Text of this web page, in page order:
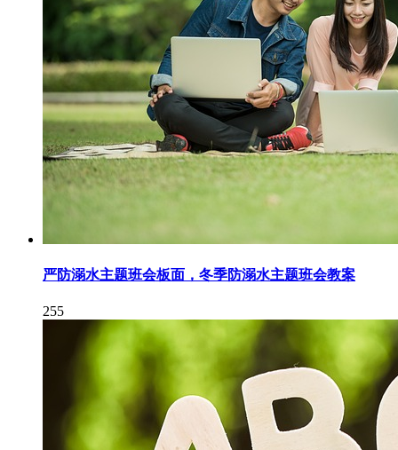
严防溺水主题班会板面，冬季防溺水主题班会教案
255